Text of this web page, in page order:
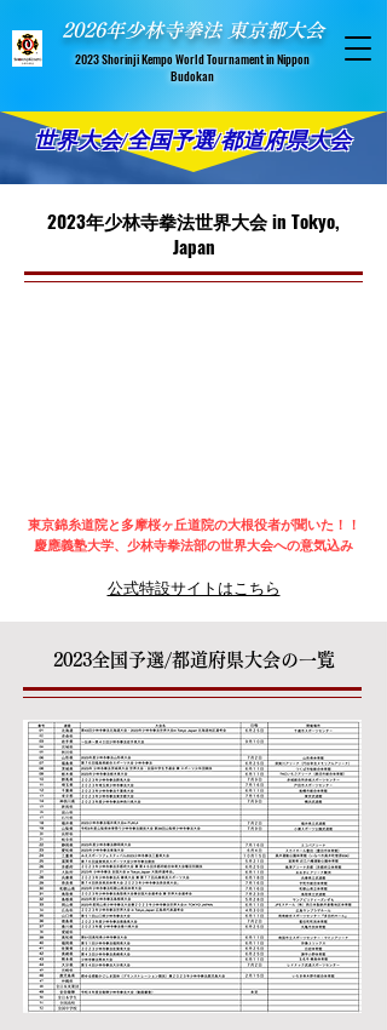
​ 2026年少林寺拳法 東京都大会
​2023 Shorinji Kempo World Tournament in Nippon
Budokan
世界大会/全国予選/都道府県大会
2023年少林寺拳法世界大会 in Tokyo,
Japan
東京錦糸道院と多摩桜ヶ丘道院の大根役者が聞いた！！
慶應義塾大学、少林寺拳法部の世界大会への意気込み
​公式特設サイトはこちら
2023全国予選/都道府県大会の一覧